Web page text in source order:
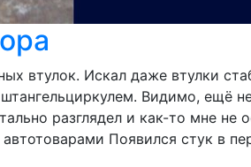
втулок. Искал даже втулки
Видимо, ещё
разглядел и как-то мне не
Появился стук в